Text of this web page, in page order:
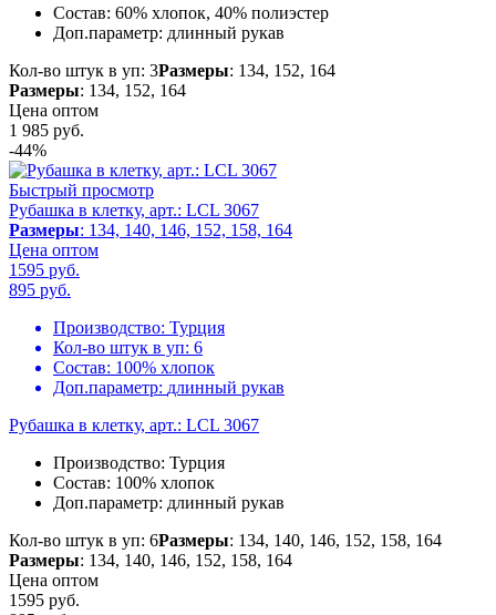
Состав: 60% хлопок, 40% полиэстер
Доп.параметр: длинный рукав
Кол-во штук в уп: 3Размеры: 134, 152, 164
Размеры: 134, 152, 164
Цена оптом
1 985 руб.
-44%
Быстрый просмотр
Рубашка в клетку, арт.: LCL 3067
Размеры: 134, 140, 146, 152, 158, 164
Цена оптом
1595 руб.
895 руб.
Производство: Турция
Кол-во штук в уп: 6
Состав: 100% хлопок
Доп.параметр: длинный рукав
Рубашка в клетку, арт.: LCL 3067
Производство: Турция
Состав: 100% хлопок
Доп.параметр: длинный рукав
Кол-во штук в уп: 6Размеры: 134, 140, 146, 152, 158, 164
Размеры: 134, 140, 146, 152, 158, 164
Цена оптом
1595 руб.